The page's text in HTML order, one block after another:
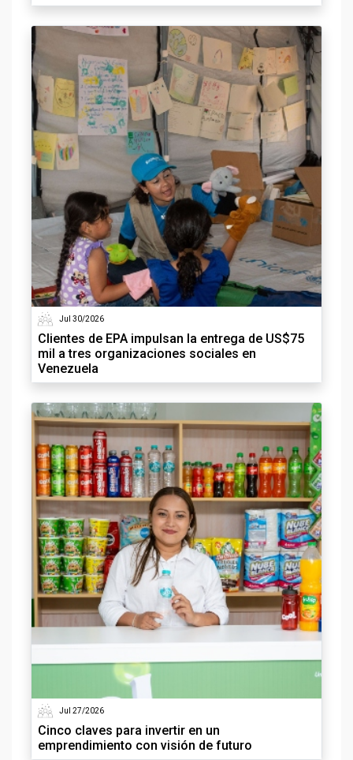
Jul 30/2026
Clientes de EPA impulsan la entrega de US$75
mil a tres organizaciones sociales en
Venezuela
Jul 27/2026
Cinco claves para invertir en un
emprendimiento con visión de futuro